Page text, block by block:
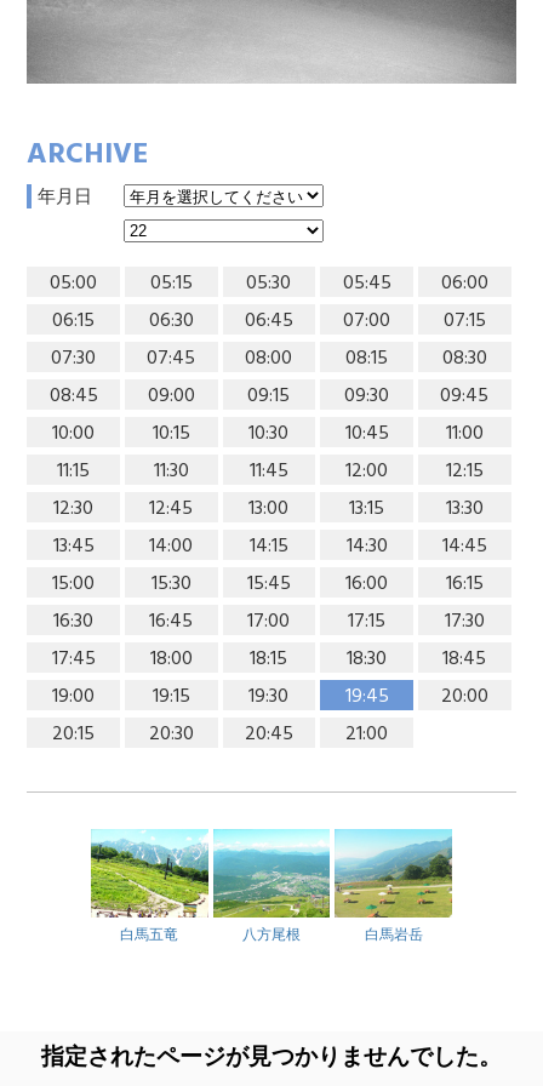
ARCHIVE
年月日
05:00 05:15 05:30 05:45
06:00
06:15
06:30 06:45 07:00
07:15
07:30
07:45 08:00 08:15
08:30
08:45
09:00 09:15 09:30
09:45
10:00
10:15 10:30 10:45
11:00
11:15
11:30 11:45 12:00
12:15
12:30
12:45 13:00 13:15
13:30
13:45
14:00 14:15 14:30
14:45
15:00
15:30 15:45 16:00
16:15
16:30
16:45 17:00 17:15
17:30
17:45
18:00 18:15 18:30
18:45
19:00
19:15 19:30 19:45
20:00
20:15
20:30 20:45 21:00
白馬五竜 八方尾根 白馬岩岳